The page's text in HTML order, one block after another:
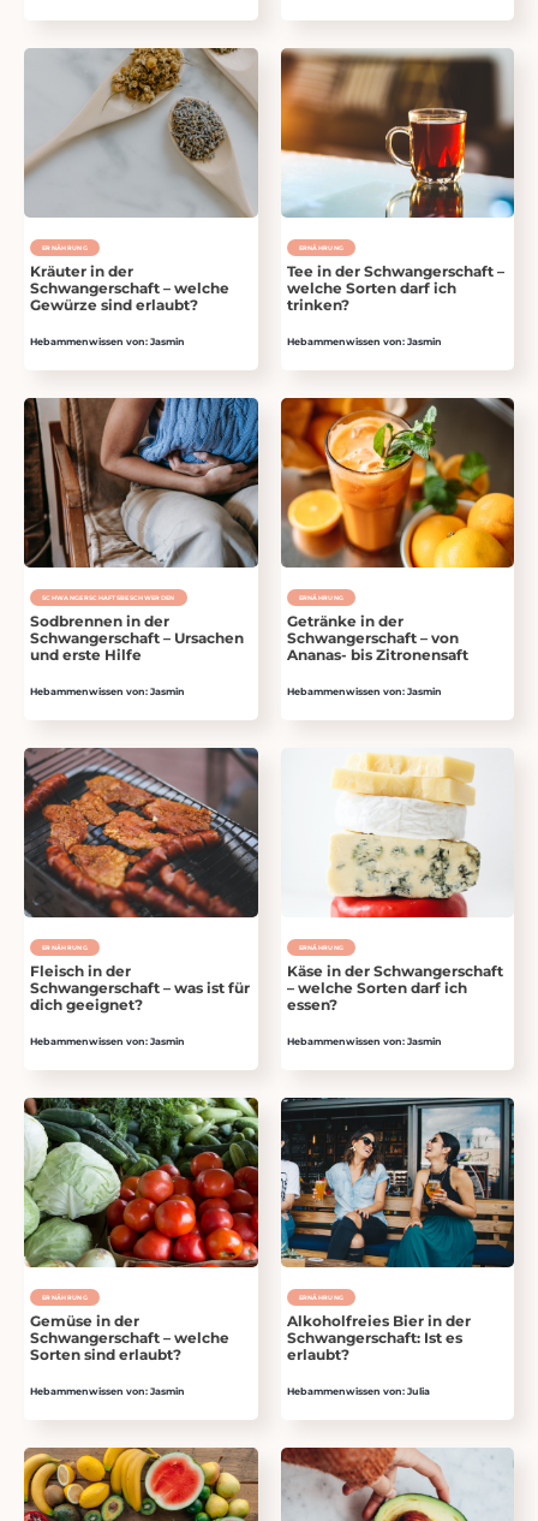
ERNÄHRUNG
Kräuter in der
Schwangerschaft – welche
Gewürze sind erlaubt?
Hebammenwissen von: Jasmin
ERNÄHRUNG
Tee in der Schwangerschaft –
welche Sorten darf ich
trinken?
Hebammenwissen von: Jasmin
SCHWANGERSCHAFTSBESCHWER­DEN
Sodbrennen in der
Schwangerschaft – Ursachen
und erste Hilfe
Hebammenwissen von: Jasmin
ERNÄHRUNG
Getränke in der
Schwangerschaft – von
Ananas- bis Zitronensaft
Hebammenwissen von: Jasmin
ERNÄHRUNG
Fleisch in der
Schwangerschaft – was ist für
dich geeignet?
Hebammenwissen von: Jasmin
ERNÄHRUNG
Käse in der Schwangerschaft
– welche Sorten darf ich
essen?
Hebammenwissen von: Jasmin
ERNÄHRUNG
Gemüse in der
Schwangerschaft – welche
Sorten sind erlaubt?
Hebammenwissen von: Jasmin
ERNÄHRUNG
Alkoholfreies Bier in der
Schwangerschaft: Ist es
erlaubt?
Hebammenwissen von: Julia